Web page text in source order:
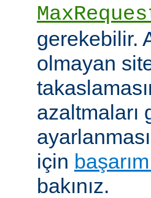
gerekebilir.
olmayan
azaltmaları
için
bakınız.